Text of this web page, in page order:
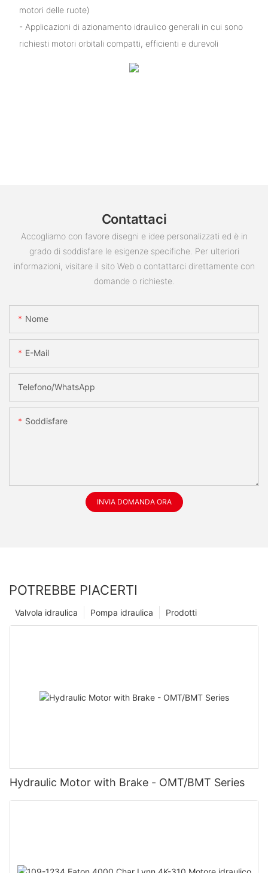
motori delle ruote)
- Applicazioni di azionamento idraulico generali in cui sono
richiesti motori orbitali compatti, efficienti e durevoli
Contattaci
Accogliamo con favore disegni e idee personalizzati ed è in
grado di soddisfare le esigenze specifiche. Per ulteriori
informazioni, visitare il sito Web o contattarci direttamente con
domande o richieste.
Nome
E-Mail
Telefono/WhatsApp
Soddisfare
INVIA DOMANDA ORA
POTREBBE PIACERTI
Prodotti
Pompa idraulica
Valvola idraulica
Hydraulic Motor with Brake - OMT/BMT Series